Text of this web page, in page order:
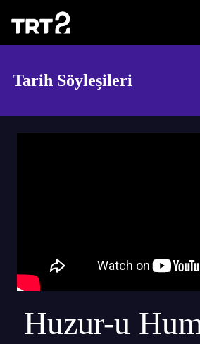
Tarih Söyleşileri
Huzur-u